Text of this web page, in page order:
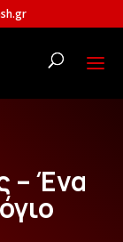
– Ένα